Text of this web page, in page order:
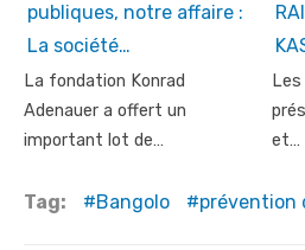
publiques, notre affaire :
La société…
La fondation Konrad
Adenauer a offert un
important lot de…
et…
Tag: Bangolo prévention